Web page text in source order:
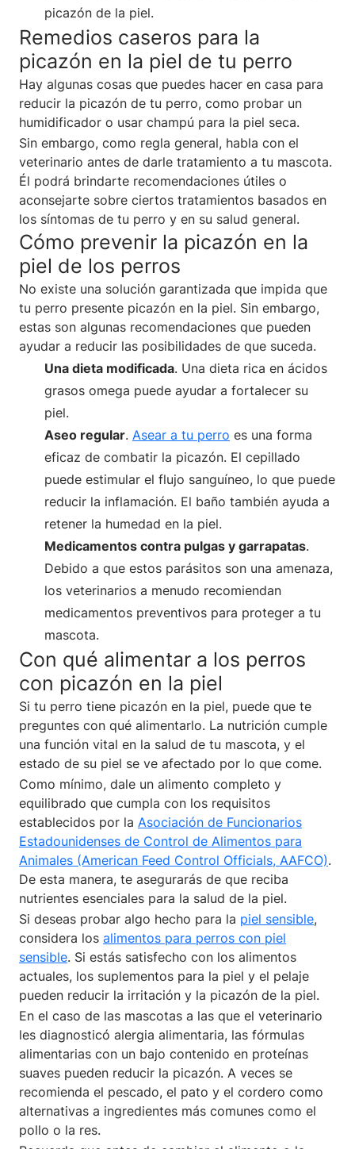
picazón de la piel.
Remedios caseros para la
picazón en la piel de tu perro
Hay algunas cosas que puedes hacer en casa para
reducir la picazón de tu perro, como probar un
humidificador o usar champú para la piel seca.
Sin embargo, como regla general, habla con el
veterinario antes de darle tratamiento a tu mascota.
Él podrá brindarte recomendaciones útiles o
aconsejarte sobre ciertos tratamientos basados en
los síntomas de tu perro y en su salud general.
Cómo prevenir la picazón en la
piel de los perros
No existe una solución garantizada que impida que
tu perro presente picazón en la piel. Sin embargo,
estas son algunas recomendaciones que pueden
ayudar a reducir las posibilidades de que suceda.
Una dieta modificada. Una dieta rica en ácidos
grasos omega puede ayudar a fortalecer su
piel.
Aseo regular. Asear a tu perro es una forma
eficaz de combatir la picazón. El cepillado
puede estimular el flujo sanguíneo, lo que puede
reducir la inflamación. El baño también ayuda a
retener la humedad en la piel.
Medicamentos contra pulgas y garrapatas.
Debido a que estos parásitos son una amenaza,
los veterinarios a menudo recomiendan
medicamentos preventivos para proteger a tu
mascota.
Con qué alimentar a los perros
con picazón en la piel
Si tu perro tiene picazón en la piel, puede que te
preguntes con qué alimentarlo. La nutrición cumple
una función vital en la salud de tu mascota, y el
estado de su piel se ve afectado por lo que come.
Como mínimo, dale un alimento completo y
equilibrado que cumpla con los requisitos
establecidos por la Asociación de Funcionarios
Estadounidenses de Control de Alimentos para
Animales (American Feed Control Officials, AAFCO).
De esta manera, te asegurarás de que reciba
nutrientes esenciales para la salud de la piel.
Si deseas probar algo hecho para la piel sensible,
considera los alimentos para perros con piel
sensible. Si estás satisfecho con los alimentos
actuales, los suplementos para la piel y el pelaje
pueden reducir la irritación y la picazón de la piel.
En el caso de las mascotas a las que el veterinario
les diagnosticó alergia alimentaria, las fórmulas
alimentarias con un bajo contenido en proteínas
suaves pueden reducir la picazón. A veces se
recomienda el pescado, el pato y el cordero como
alternativas a ingredientes más comunes como el
pollo o la res.